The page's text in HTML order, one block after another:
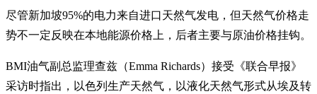
尽管新加坡95%的电力来自进口天然气发电，但天然气价格走
势不一定反映在本地能源价格上，后者主要与原油价格挂钩。
BMI油气副总监理查兹（Emma Richards）接受《联合早报》
采访时指出，以色列生产天然气，以液化天然气形式从埃及转